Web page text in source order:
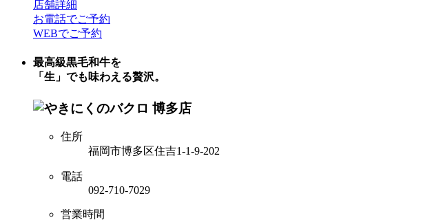
店舗詳細
お電話でご予約
WEBでご予約
最高級黒毛和牛を
「生」でも味わえる贅沢。
住所
福岡市博多区住吉1-1-9-202
電話
092-710-7029
営業時間